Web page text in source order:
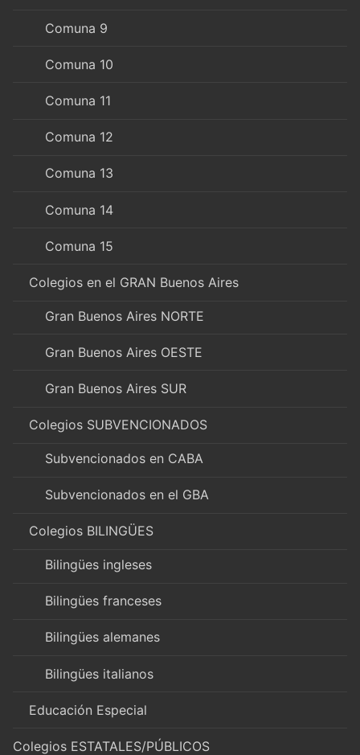
Comuna 9
Comuna 10
Comuna 11
Comuna 12
Comuna 13
Comuna 14
Comuna 15
Colegios en el GRAN Buenos Aires
Gran Buenos Aires NORTE
Gran Buenos Aires OESTE
Gran Buenos Aires SUR
Colegios SUBVENCIONADOS
Subvencionados en CABA
Subvencionados en el GBA
Colegios BILINGÜES
Bilingües ingleses
Bilingües franceses
Bilingües alemanes
Bilingües italianos
Educación Especial
Colegios ESTATALES/PÚBLICOS